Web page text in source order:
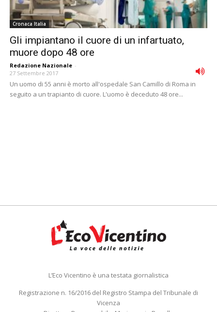
Cronaca Italia
Gli impiantano il cuore di un infartuato,
muore dopo 48 ore
Redazione Nazionale -
27 Settembre 2017
Un uomo di 55 anni è morto all'ospedale San Camillo di Roma in
seguito a un trapianto di cuore. L'uomo è deceduto 48 ore...
L’Eco Vicentino è una testata giornalistica
Registrazione n. 16/2016 del Registro Stampa del Tribunale di
Vicenza